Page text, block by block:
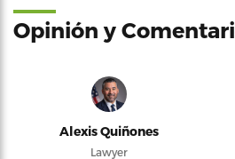
Opinión y
Alexis Quiñones
Lawyer